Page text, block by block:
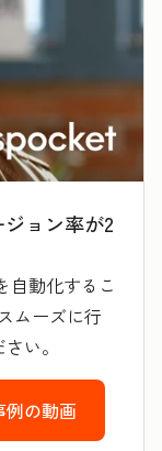
ョン率が2
自動化するこ
ムーズに行
い。
例の動画